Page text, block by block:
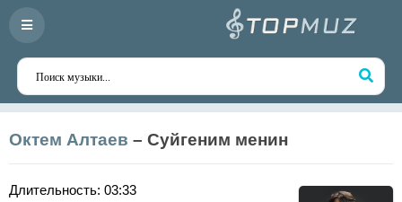
Октем Алтаев – Суйгеним менин
Длительность: 03:33